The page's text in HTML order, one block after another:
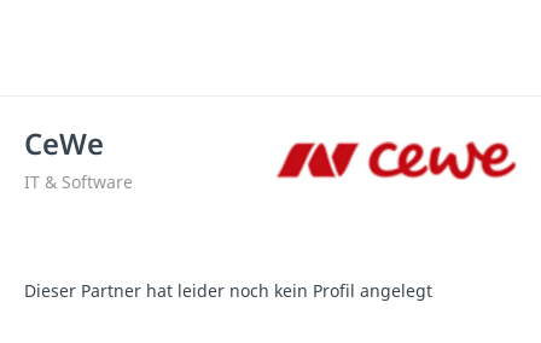
CeWe
IT & Software
Dieser Partner hat leider noch kein Profil angelegt